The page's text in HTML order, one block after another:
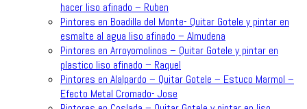
hacer liso afinado – Ruben
Pintores en Boadilla del Monte- Quitar Gotele y pintar en
esmalte al agua liso afinado – Almudena
Pintores en Arroyomolinos – Quitar Gotele y pintar en
plastico liso afinado – Raquel
Pintores en Alalpardo – Quitar Gotele – Estuco Marmol –
Efecto Metal Cromado- Jose